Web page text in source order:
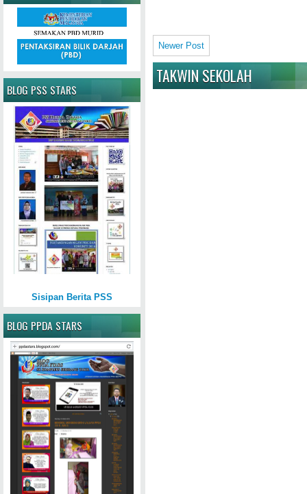
Newer Post
TAKWIN SEKOLAH
BLOG PSS STARS
Sisipan Berita PSS
BLOG PPDA STARS